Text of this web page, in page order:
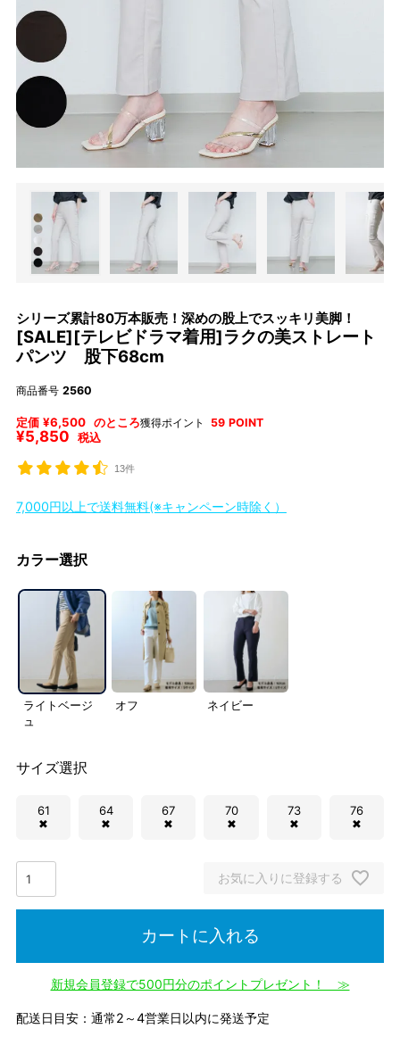
シリーズ累計80万本販売！深めの股上でスッキリ美脚！
[SALE][テレビドラマ着用]ラクの美ストレート
パンツ 股下68cm
商品番号 2560
定価 ¥6,500 のところ
¥5,850 税込
獲得ポイント 59 POINT
13件
7,000円以上で送料無料(※キャンペーン時除く）
カラー選択
ライトベージ
ュ
オフ ネイビー
サイズ選択
61
✖
64
✖
67
✖
70
✖
73
✖
76
✖
お気に入りに登録する
カートに入れる
新規会員登録で500円分のポイントプレゼント！ ≫
配送日目安：通常2～4営業日以内に発送予定